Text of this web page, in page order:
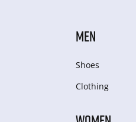
MEN
Shoes
Clothing